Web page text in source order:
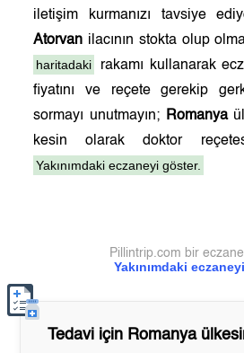
iletişim kurmanızı tavsiye
Atorvan ilacının stokta olup
haritadaki
rakamı kullanarak
fiyatını ve reçete gerekip
sormayı unutmayın;
Romanya
kesin olarak doktor
Yakınımdaki eczaneyi göster.
Yakınımdaki
Pillintrip.com bir
Tedavi için Romanya